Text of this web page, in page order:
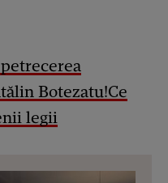
Botezatu!Ce
legii